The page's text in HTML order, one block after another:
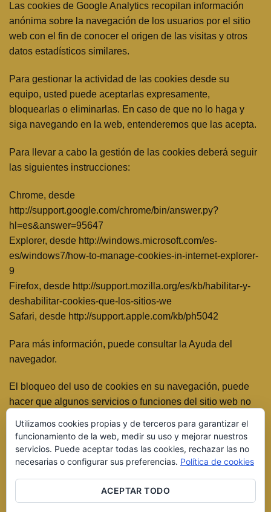
Las cookies de Google Analytics recopilan información
anónima sobre la navegación de los usuarios por el sitio
web con el fin de conocer el origen de las visitas y otros
datos estadísticos similares.
Para gestionar la actividad de las cookies desde su
equipo, usted puede aceptarlas expresamente,
bloquearlas o eliminarlas. En caso de que no lo haga y
siga navegando en la web, entenderemos que las acepta.
Para llevar a cabo la gestión de las cookies deberá seguir
las siguientes instrucciones:
Chrome, desde
http://support.google.com/chrome/bin/answer.py?
hl=es&answer=95647
Explorer, desde http://windows.microsoft.com/es-
es/windows7/how-to-manage-cookies-in-internet-explorer-
9
Firefox, desde http://support.mozilla.org/es/kb/habilitar-y-
deshabilitar-cookies-que-los-sitios-we
Safari, desde http://support.apple.com/kb/ph5042
Para más información, puede consultar la Ayuda del
navegador.
El bloqueo del uso de cookies en su navegación, puede
hacer que algunos servicios o funciones del sitio web no
Utilizamos cookies propias y de terceros para garantizar el
funcionamiento de la web, medir su uso y mejorar nuestros
servicios. Puede aceptar todas las cookies, rechazar las no
necesarias o configurar sus preferencias. Política de cookies
ACEPTAR TODO